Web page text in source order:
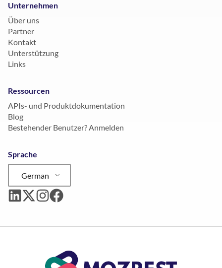
Unternehmen
Über uns
Partner
Kontakt
Unterstützung
Links
Ressourcen
APIs- und Produktdokumentation
Blog
Bestehender Benutzer? Anmelden
Sprache
German